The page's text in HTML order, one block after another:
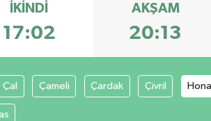
İKINDI
17:02
AKŞAM
20:13
Çal Çameli Çardak Çivril